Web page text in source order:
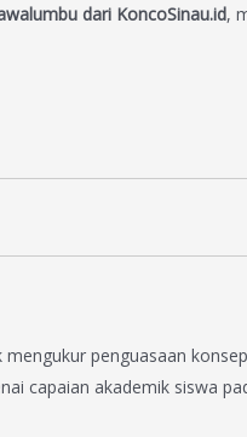
dari KoncoSinau.id,
penguasaan
capaian akademik siswa